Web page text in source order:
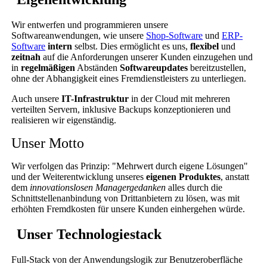
Wir entwerfen und programmieren unsere
Softwareanwendungen, wie unsere Shop-Software undERP-
Software intern selbst. Dies ermöglicht es uns,flexibel und
zeitnah auf die Anforderungen unserer Kunden einzugehen und
inregelmäßigen AbständenSoftwareupdates bereitzustellen,
ohne der Abhangigkeit eines Fremdienstleisters zu unterliegen.
Auch unsereIT-Infrastruktur in der Cloud mit mehreren
verteilten Servern, inklusive Backups konzeptionieren und
realisieren wir eigenständig.
Unser Motto
Wir verfolgen das Prinzip: "Mehrwert durch eigene Lösungen"
und der Weiterentwicklung unsereseigenen Produktes, anstatt
dem innovationslosen Managergedanken alles durch die
Schnittstellenanbindung von Drittanbietern zu lösen, was mit
erhöhten Fremdkosten für unsere Kunden einhergehen würde.
Unser Technologiestack
Full-Stack von der Anwendungslogik zur Benutzeroberfläche